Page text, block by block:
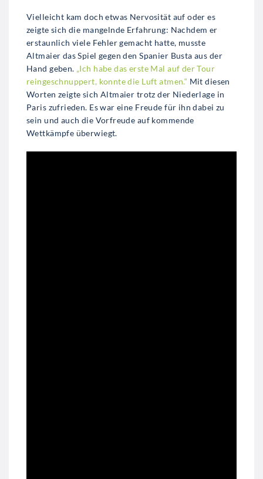
Vielleicht kam doch etwas Nervosität auf oder es
zeigte sich die mangelnde Erfahrung: Nachdem er
erstaunlich viele Fehler gemacht hatte, musste
Altmaier das Spiel gegen den Spanier Busta aus der
Hand geben. „Ich habe das erste Mal auf der Tour
reingeschnuppert, konnte die Luft atmen.“ Mit diesen
Worten zeigte sich Altmaier trotz der Niederlage in
Paris zufrieden. Es war eine Freude für ihn dabei zu
sein und auch die Vorfreude auf kommende
Wettkämpfe überwiegt.